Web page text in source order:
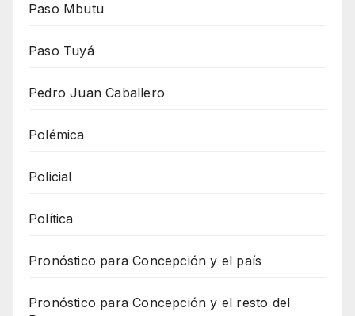
Paso Mbutu
Paso Tuyá
Pedro Juan Caballero
Polémica
Policial
Política
Pronóstico para Concepción y el país
Pronóstico para Concepción y el resto del